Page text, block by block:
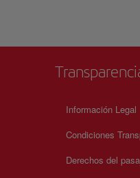
Información Legal
Condiciones
Derechos del